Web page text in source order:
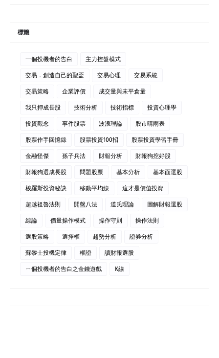
標籤
一個投機者的告白 主力控盤模式
交易．創造自己的聖盃 交易心理 交易系統
交易策略 企業評價 成交量與未平倉量
我只押成長股 技術分析 技術指標 投資心理學
投資觀念 事件股票 波浪理論 股市晴雨表
股票作手回憶錄 股票投資100招 股票投資學習手冊
金融怪傑 孫子兵法 財報分析 財報狗挖好股
財報狗選成長股 問題股票 基本分析 基本面選股
梭羅斯投資秘訣 移動平均線 這才是價值投資
超越祖魯法則 開盤八法 道氏理論 圖解財報選股
綜論 價量操作模式 操作守則 操作法則
選股策略 選擇權 趨勢分析 證券分析
蘇黎士投機定律 權證 讀財報選股
ㄧ個投機者的告白之金錢遊戲 K線